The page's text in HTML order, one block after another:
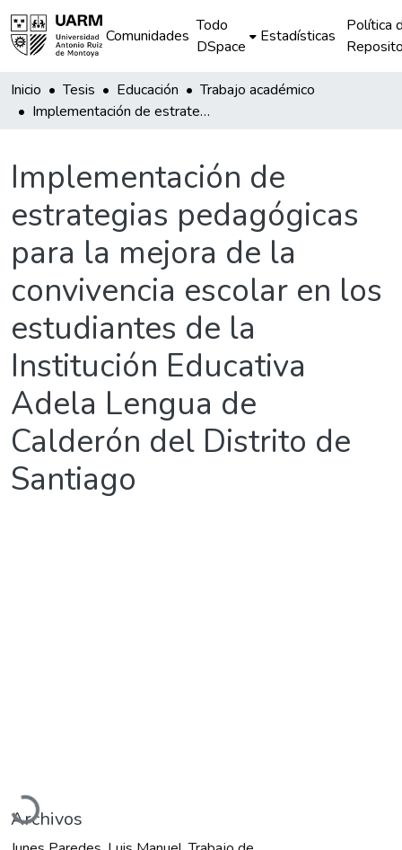
Comunidades
Todo
DSpace
Estadísticas
Política
Inicio Tesis Educación
Trabajo académico
Implementación de estrategias pedagógicas para la mejora de la convivencia escolar en los estudiantes de la Institución Educativa Adela Lengua de Calderón del Distrito de Santiago
Implementación de
estrategias pedagógicas
para la mejora de la
convivencia escolar en los
estudiantes de la
Institución Educativa
Adela Lengua de
Calderón del Distrito de
Santiago
Cargando...
Archivos